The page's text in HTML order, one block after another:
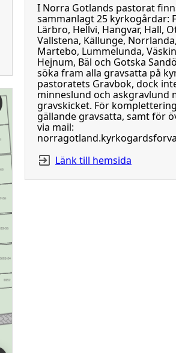
I Norra Gotlands pastorat
sammanlagt 25 kyrkogårdar:
Lärbro, Hellvi, Hangvar, Hall,
Vallstena, Källunge,
Martebo, Lummelunda,
Hejnum, Bäl och Gotska
söka fram alla gravsatta på
pastoratets Gravbok, dock
minneslund och askgravlund
gravskicket. För
gällande gravsatta, samt för
via mail:
Länk till hemsida